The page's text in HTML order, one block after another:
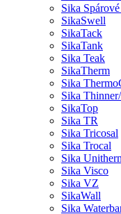
Sika
SikaSwell
SikaTack
SikaTank
Sika Teak
SikaTherm
Sika
Sika
SikaTop
Sika TR
Sika Tricosal
Sika Trocal
Sika
Sika Visco
Sika VZ
SikaWall
Sika